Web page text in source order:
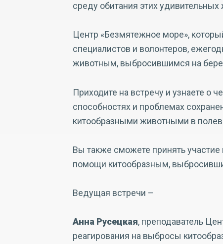
среду обитания этих
Центр «Безмятежное море»,
специалистов и волонтеров,
животным, выбросившимся на
Приходите на встречу и узнаете о
способностях и проблемах
китообразными животными в
Вы также сможете принять участие
помощи китообразным,
Ведущая встречи –
Анна Русецкая, преподаватель
реагирования на выбросы